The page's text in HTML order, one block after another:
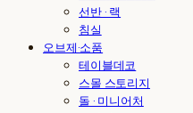
선반 · 랙
침실
오브제·소품
테이블데코
스몰 스토리지
돌 · 미니어처